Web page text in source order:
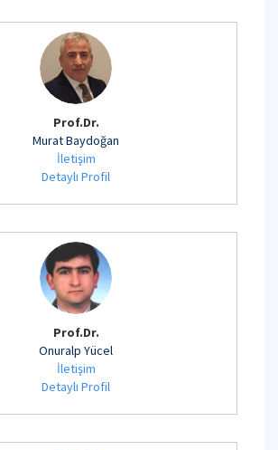
Prof.Dr.
Murat Baydoğan
İletişim
Detaylı Profil
Prof.Dr.
Onuralp Yücel
İletişim
Detaylı Profil